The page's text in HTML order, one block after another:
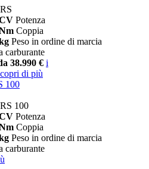
Potenza
Coppia
Peso in ordine di marcia
carburante
38.990 € i
di più
100
100
Potenza
Coppia
Peso in ordine di marcia
carburante